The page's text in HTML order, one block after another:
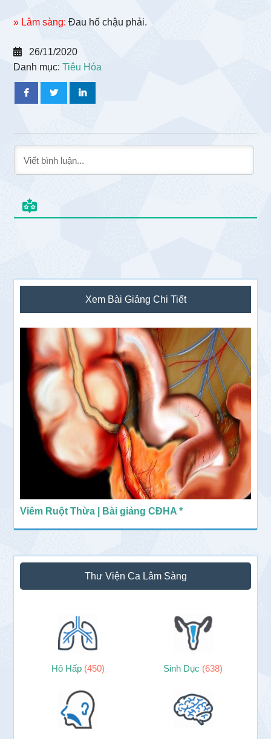
» Lâm sàng: Đau hố chậu phải.
26/11/2020
Danh mục:Tiêu Hóa
Sidebar
chính
Xem Bài Giảng Chi Tiết
Viêm Ruột Thừa | Bài giảng CĐHA *
Thư Viện Ca Lâm Sàng
Hô Hấp (450) Sinh Dục (638)